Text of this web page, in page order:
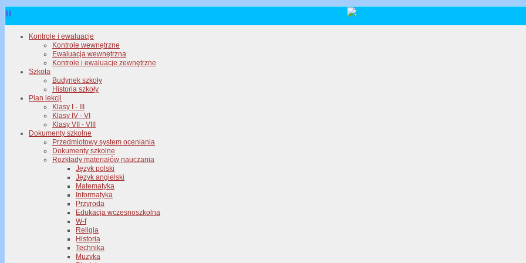
Kontrole i ewaluacje
Kontrole wewnętrzne
Ewaluacja wewnętrzna
Kontrole i ewaluacje zewnętrzne
Szkoła
Budynek szkoły
Historia szkoły
Plan lekcji
Klasy I - III
Klasy IV - VI
Klasy VII - VIII
Dokumenty szkolne
Przedmiotowy system oceniania
Dokumenty szkolne
Rozkłady materiałów nauczania
Język polski
Język angielski
Matematyka
Informatyka
Przyroda
Edukacja wczesnoszkolna
W-f
Religia
Historia
Technika
Muzyka